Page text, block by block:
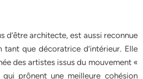
d’être architecte, est aussi reconnue
tant que décoratrice d’intérieur. Elle
des artistes issus du mouvement «
prônent une meilleure cohésion